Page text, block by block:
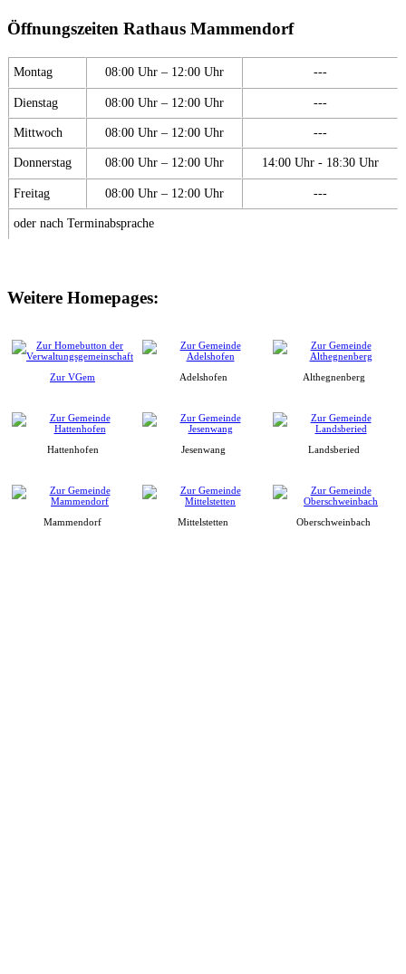
Öffnungszeiten Rathaus Mammendorf
Montag 08:00 Uhr – 12:00 Uhr ---
Dienstag 08:00 Uhr – 12:00 Uhr ---
Mittwoch 08:00 Uhr – 12:00 Uhr ---
Donnerstag 08:00 Uhr – 12:00 Uhr 14:00 Uhr - 18:30 Uhr
Freitag 08:00 Uhr – 12:00 Uhr ---
oder nach Terminabsprache
Weitere Homepages:
Zur VGem Adelshofen Althegnenberg
Hattenhofen Jesenwang Landsberied
Mammendorf Mittelstetten Oberschweinbach